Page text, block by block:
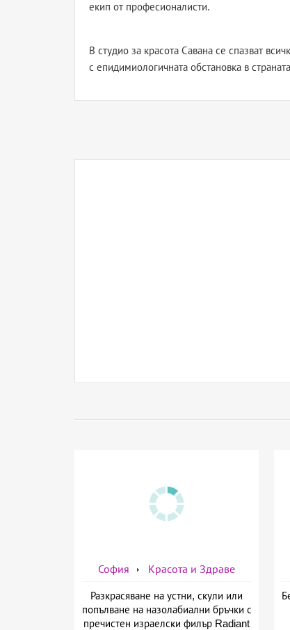
екип от професионалисти.
В студио за красота Савана се спазват
с епидимиологичната обстановка в
София Красота и Здраве
Разкрасяване на устни, скули или
попълване на назолабиални бръчки с
пречистен израелски филър Radiant